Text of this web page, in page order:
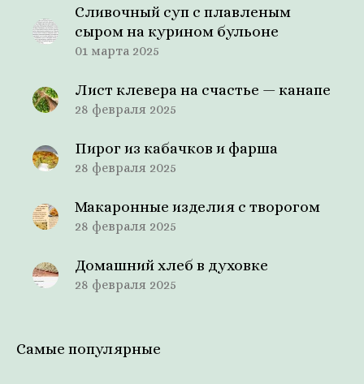
Сливочный суп с плавленым
сыром на курином бульоне
01 марта 2025
Лист клевера на счастье — канапе
28 февраля 2025
Пирог из кабачков и фарша
28 февраля 2025
Макаронные изделия с творогом
28 февраля 2025
Домашний хлеб в духовке
28 февраля 2025
Самые популярные